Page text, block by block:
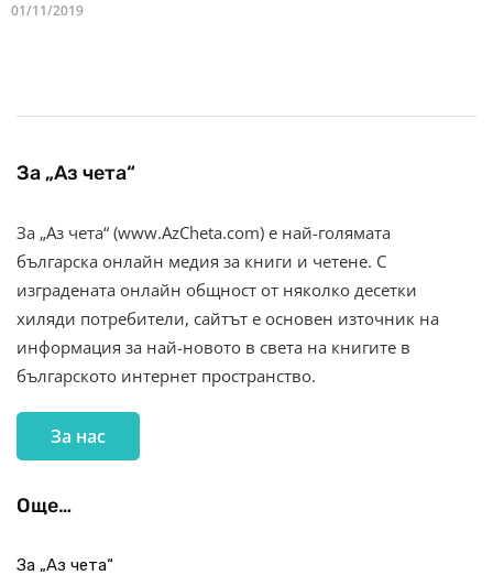
01/11/2019
За „Аз чета“
За „Аз чета“ (www.AzCheta.com) е най-голямата
българска онлайн медия за книги и четене. С
изградената онлайн общност от няколко десетки
хиляди потребители, сайтът е основен източник на
информация за най-новото в света на книгите в
българското интернет пространство.
За нас
Още…
За „Аз чета“